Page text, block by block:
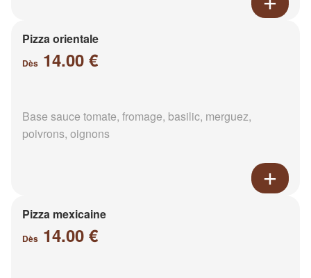
Pizza orientale
Dès 14.00 €
Base sauce tomate, fromage, basilic, merguez,
poivrons, oignons
Pizza mexicaine
Dès 14.00 €